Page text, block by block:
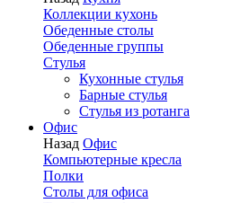
Коллекции кухонь
Обеденные столы
Обеденные группы
Стулья
Кухонные стулья
Барные стулья
Стулья из ротанга
Офис
Назад Офис
Компьютерные кресла
Полки
Столы для офиса